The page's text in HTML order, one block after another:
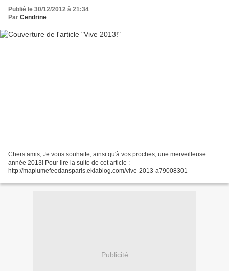
Publié le 30/12/2012 à 21:34
Par Cendrine
Chers amis, Je vous souhaite, ainsi qu'à vos proches, une merveilleuse
année 2013! Pour lire la suite de cet article :
http://maplumefeedansparis.eklablog.com/vive-2013-a79008301
Publicité